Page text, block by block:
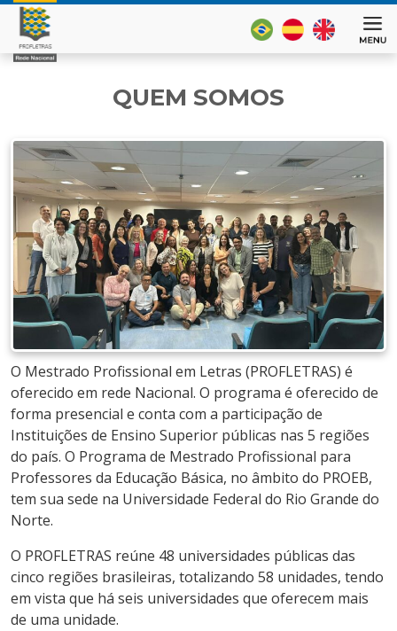
QUEM SOMOS
O Mestrado Profissional em Letras (PROFLETRAS) é
oferecido em rede Nacional. O programa é oferecido de
forma presencial e conta com a participação de
Instituições de Ensino Superior públicas nas 5 regiões
do país. O Programa de Mestrado Profissional para
Professores da Educação Básica, no âmbito do PROEB,
tem sua sede na Universidade Federal do Rio Grande do
Norte.
O PROFLETRAS reúne 48 universidades públicas das
cinco regiões brasileiras, totalizando 58 unidades, tendo
em vista que há seis universidades que oferecem mais
de uma unidade.